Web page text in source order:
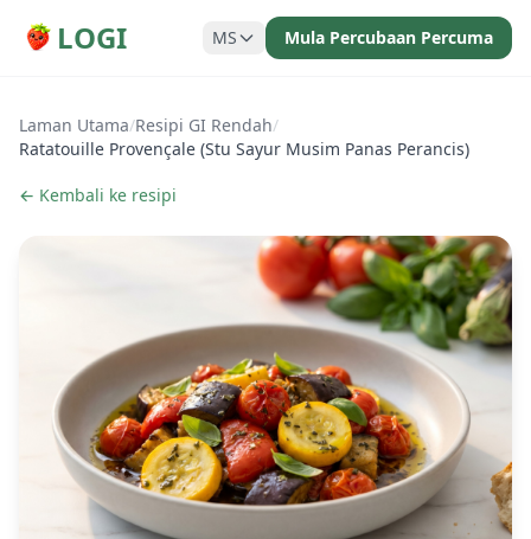
LOGI MS Mula Percubaan Percuma
Laman Utama/Resipi GI Rendah/
Ratatouille Provençale (Stu Sayur Musim Panas Perancis)
← Kembali ke resipi